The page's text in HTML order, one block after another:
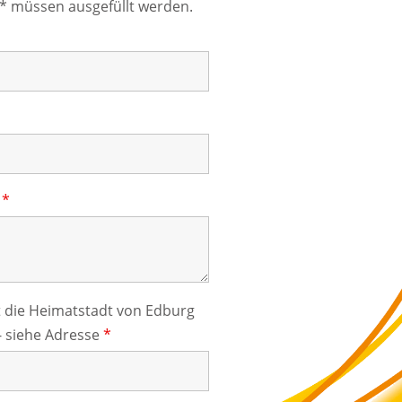
müssen ausgefüllt werden.
*
die Heimatstadt von Edburg
siehe Adresse*